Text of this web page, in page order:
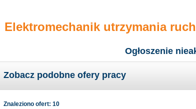
Elektromechanik utrzymania
Ogłoszenie
Zobacz podobne ofery pracy
Znaleziono ofert: 10